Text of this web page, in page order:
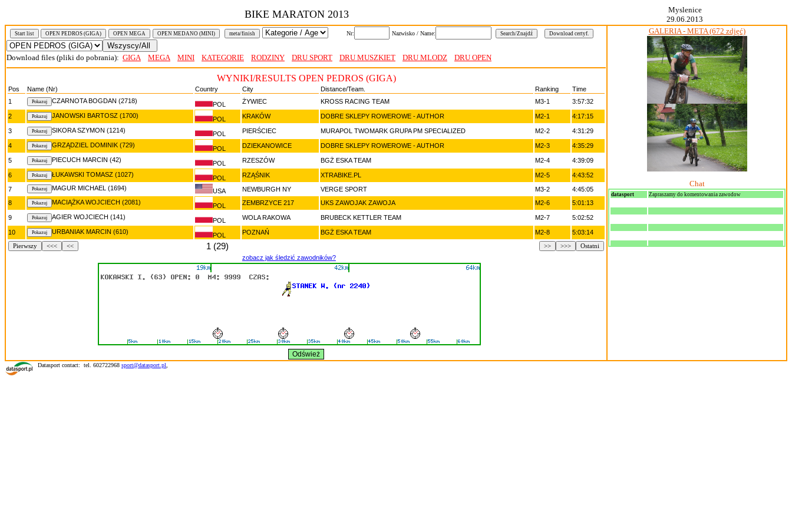
BIKE MARATON 2013
Myslenice
29.06.2013
Start list OPEN PEDROS (GIGA) OPEN MEGA OPEN MEDANO (MINI) meta/finish Nr: Nazwisko / Name:
Download files (pliki do pobrania): GIGA MEGA MINI KATEGORIE RODZINY DRU SPORT DRU MUSZKIET DRU MLODZ DRU OPEN
WYNIKI/RESULTS OPEN PEDROS (GIGA)
Pos Name (Nr) Country City Distance/Team. Ranking
Time
1
CZARNOTA BOGDAN (2718) POL ŻYWIEC KROSS RACING TEAM M3-1 3:57:32
2 JANOWSKI BARTOSZ (1700) POL KRAKÓW DOBRE SKLEPY ROWEROWE - AUTHOR M2-1 4:17:15
3 SIKORA SZYMON (1214) POL PIERŚCIEC MURAPOL TWOMARK GRUPA PM SPECIALIZED M2-2 4:31:29
4 GRZĄDZIEL DOMINIK (729) POL DZIEKANOWICE DOBRE SKLEPY ROWEROWE - AUTHOR M2-3 4:35:29
5 PIECUCH MARCIN (42) POL RZESZÓW BGŻ ESKA TEAM M2-4 4:39:09
6 ŁUKAWSKI TOMASZ (1027) POL RZĄŚNIK XTRABIKE.PL M2-5
4:43:52
7
MAGUR MICHAEL (1694) USA NEWBURGH NY VERGE SPORT M3-2
4:45:05
8
MACIĄŻKA WOJCIECH (2081) POL ZEMBRZYCE 217 UKS ZAWOJAK ZAWOJA M2-6 5:01:13
9 AGIER WOJCIECH (141) POL WOLA RAKOWA BRUBECK KETTLER TEAM M2-7 5:02:52
10 URBANIAK MARCIN (610) POL POZNAŃ BGŻ ESKA TEAM M2-8 5:03:14
Pierwszy <<< << 1 (29) Ostatni
>>>
>>
zobacz jak śledzić zawodników?
GALERIA - META (672 zdjęć)
Chat
datasport Zapraszamy do komentowania zawodow
Datasport contact: tel. 602722968 sport@datasport.pl